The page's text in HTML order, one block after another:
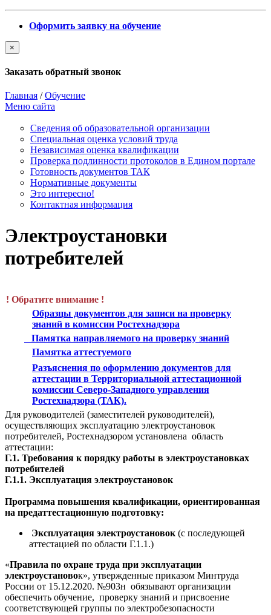
Оформить заявку на обучение
×
Заказать обратный звонок
Главная /Обучение
Меню сайта
Сведения об образовательной организации
Cпециальная оценка условий труда
Независимая оценка квалификации
Проверка подлинности протоколов в Едином портале
Готовность документов ТАК
Нормативные документы
Это интересно!
Контактная информация
Электроустановки
потребителей
! Обратите внимание !
Образцы документов для записи на проверку
знаний в комиссии Ростехнадзора
Памятка направляемого на проверку знаний
Памятка аттестуемого
Разъяснения по оформлению документов для
аттестации в Территориальной аттестационной
комиссии Северо-Западного управления
Ростехнадзора (ТАК).
Для руководителей (заместителей руководителей),
осуществляющих эксплуатацию электроустановок
потребителей, Ростехнадзором установлена область
аттестации:
Г.1. Требования к порядку работы в электроустановках
потребителей
Г.1.1. Эксплуатация электроустановок
Программа повышения квалификации, ориентированная
на предаттестационную подготовку:
Эксплуатация электроустановок (с последующей
аттестацией по области Г.1.1.)
«Правила по охране труда при эксплуатации
электроустановок», утвержденные приказом Минтруда
России от 15.12.2020. №903н обязывают организации
обеспечить обучение, проверку знаний и присвоение
соответствующей группы по электробезопасности